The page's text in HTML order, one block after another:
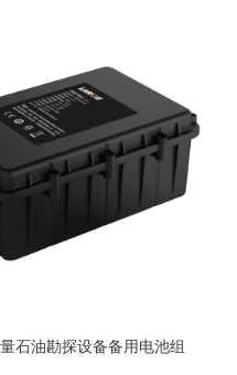
石油勘探设备备用电池组